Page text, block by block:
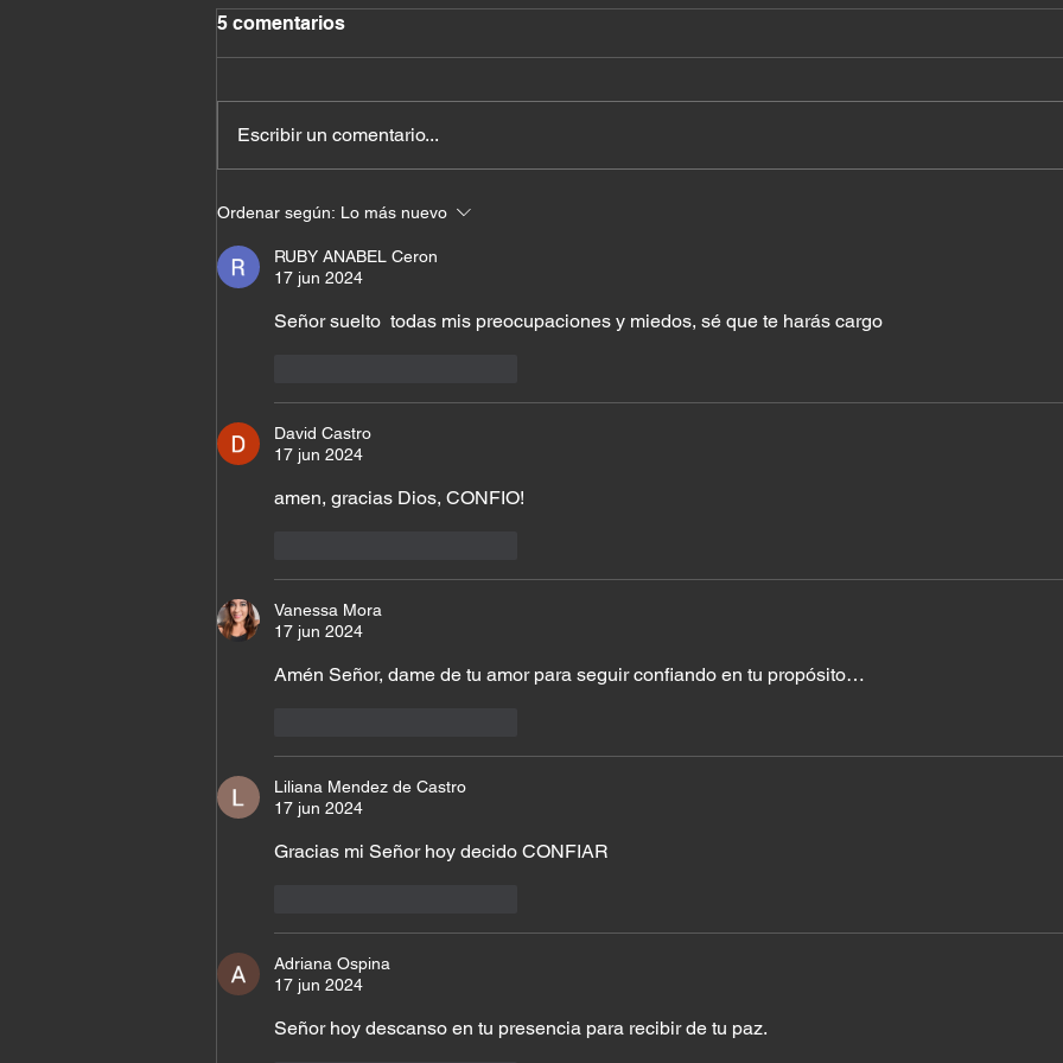
El costo de querer quedar
bien con todos
5 comentarios
Escribir un comentario...
Ordenar según: Lo más nuevo
RUBY ANABEL Ceron
17 jun 2024
Señor suelto  todas mis preocupaciones y miedos, sé que te harás cargo
David Castro
17 jun 2024
amen, gracias Dios, CONFIO!
Vanessa Mora
17 jun 2024
Amén Señor, dame de tu amor para seguir confiando en tu propósito…
Liliana Mendez de Castro
17 jun 2024
Gracias mi Señor hoy decido CONFIAR
Adriana Ospina
17 jun 2024
Señor hoy descanso en tu presencia para recibir de tu paz.